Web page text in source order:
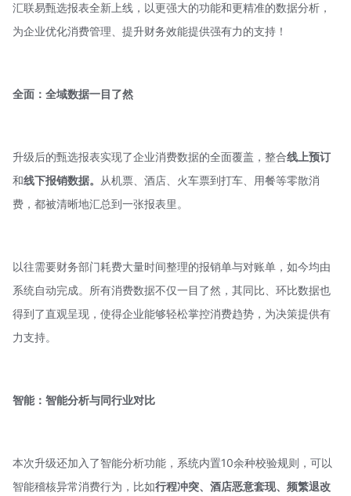
汇联易甄选报表全新上线，以更强大的功能和更精准的数据分析，
为企业优化消费管理、提升财务效能提供强有力的支持！
全面：全域数据一目了然
升级后的甄选报表实现了企业消费数据的全面覆盖，整合线上预订
和线下报销数据。
从机票、酒店、火车票到打车、用餐等零散消
费，都被清晰地汇总到一张报表里。
以往需要财务部门耗费大量时间整理的报销单与对账单，如今均由
系统自动完成。所有消费数据不仅一目了然，其同比、环比数据也
得到了直观呈现，使得企业能够轻松掌控消费趋势，为决策提供有
力支持。
智能：智能分析与同行业对比
本次升级还加入了智能分析功能，系统内置10余种校验规则，可以
智能稽核异常消费行为，比如行程冲突、酒店恶意套现、频繁退改